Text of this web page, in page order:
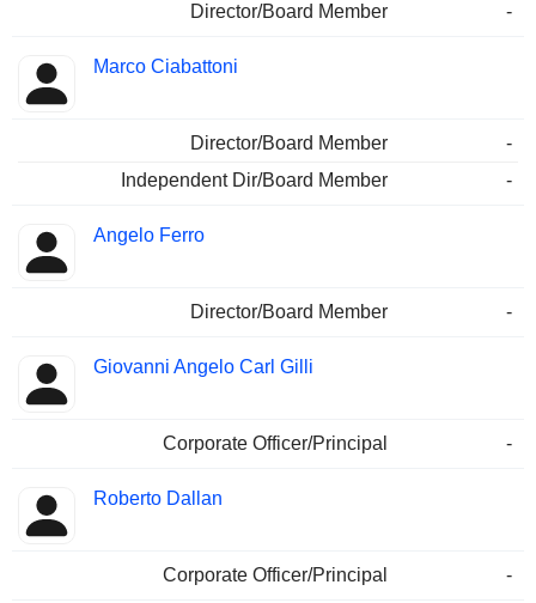
Director/Board Member -
Marco Ciabattoni
Director/Board Member
-
Independent Dir/Board Member
-
Angelo Ferro
Director/Board Member -
Giovanni Angelo Carl Gilli
Corporate Officer/Principal -
Roberto Dallan
Corporate Officer/Principal -